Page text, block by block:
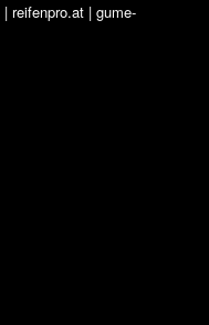
| reifenpro.at | gume-